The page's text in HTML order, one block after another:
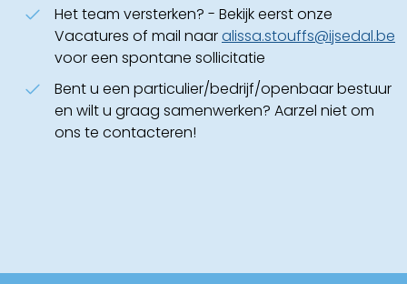
Het team versterken? - Bekijk eerst onze
Vacatures of mail naaralissa.stouffs@ijsedal.be
voor een spontane sollicitatie
Bent u een particulier/bedrijf/openbaar bestuur
en wilt u graag samenwerken? Aarzel niet om
ons te contacteren!